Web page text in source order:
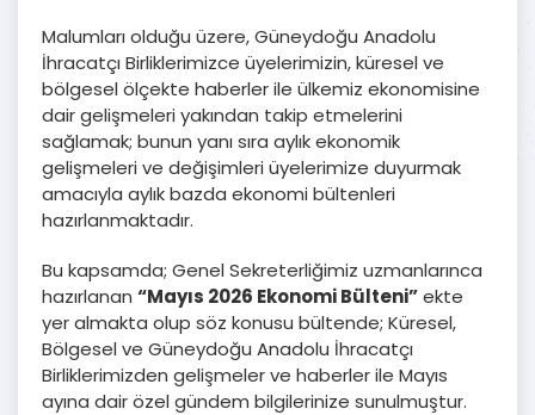
Malumları olduğu üzere, Güneydoğu Anadolu
İhracatçı Birliklerimizce üyelerimizin, küresel ve
bölgesel ölçekte haberler ile ülkemiz ekonomisine
dair gelişmeleri yakından takip etmelerini
sağlamak; bunun yanı sıra aylık ekonomik
gelişmeleri ve değişimleri üyelerimize duyurmak
amacıyla aylık bazda ekonomi bültenleri
hazırlanmaktadır.
Bu kapsamda; Genel Sekreterliğimiz uzmanlarınca
hazırlanan “Mayıs 2026 Ekonomi Bülteni”ekte
yer almakta olup söz konusu bültende; Küresel,
Bölgesel ve Güneydoğu Anadolu İhracatçı
Birliklerimizden gelişmeler ve haberler ile Mayıs
ayına dair özel gündem bilgilerinize sunulmuştur.